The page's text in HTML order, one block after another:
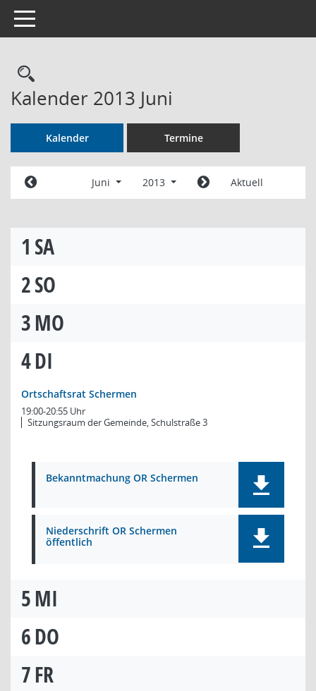
Toggle navigation
Rechercheauswahl
Kalender 2013 Juni
Kalender Termine
Juni 2013 Aktuell
1 SA
2SO
3MO
4DI
Ortschaftsrat Schermen
19:00-20:55 Uhr
Sitzungsraum der Gemeinde, Schulstraße 3
Bekanntmachung OR Schermen
Niederschrift OR Schermen
öffentlich
5MI
6DO
7FR